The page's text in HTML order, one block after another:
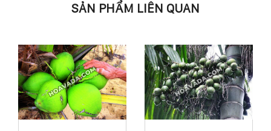
SẢN PHẨM LIÊN QUAN